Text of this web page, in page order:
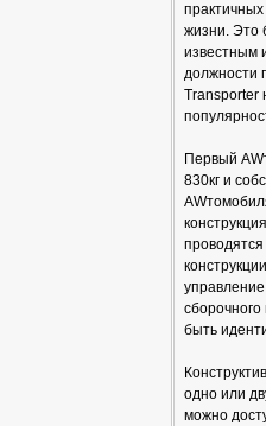
жизни. Это
известным
должности
Transporter
Первый
830кг и
быть
одно или
можно